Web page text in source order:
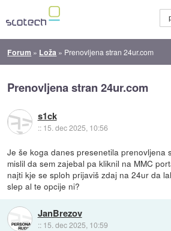
Forum » Loža » Prenovljena stran 24ur.com
Prenovljena stran 24ur.com
s1ck
:: 15. dec 2025, 10:56
Je še koga danes presenetila prenovljena
mislil da sem zajebal pa kliknil na MMC
najti kje se sploh prijaviš zdaj na 24ur da
slep al te opcije ni?
JanBrezov
:: 15. dec 2025, 10:59